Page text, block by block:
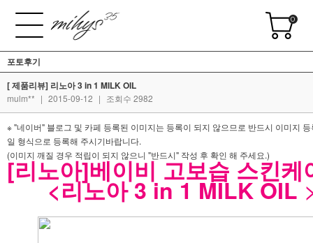
0
포토후기
[ 제품리뷰] 리노아 3 in 1 MILK OIL
mulm** | 2015-09-12 | 조회수 2982
※ "네이버" 블로그 및 카페 등록된 이미지는 등록이 되지 않으므로 반드시 이미지
일 형식으로 등록해 주시기바랍니다.
(이미지 깨질 경우 적립이 되지 않으니 "반드시" 작성 후 확인 해 주세요.)
[리노아]베이비 고보습 스킨케
<리노아 3 in 1 MILK OIL